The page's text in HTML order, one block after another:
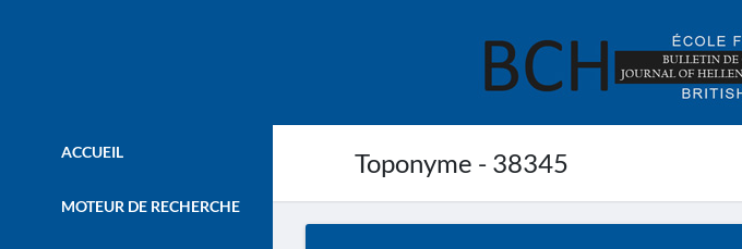
Toponyme - 38345
ACCUEIL
MOTEUR DE RECHERCHE